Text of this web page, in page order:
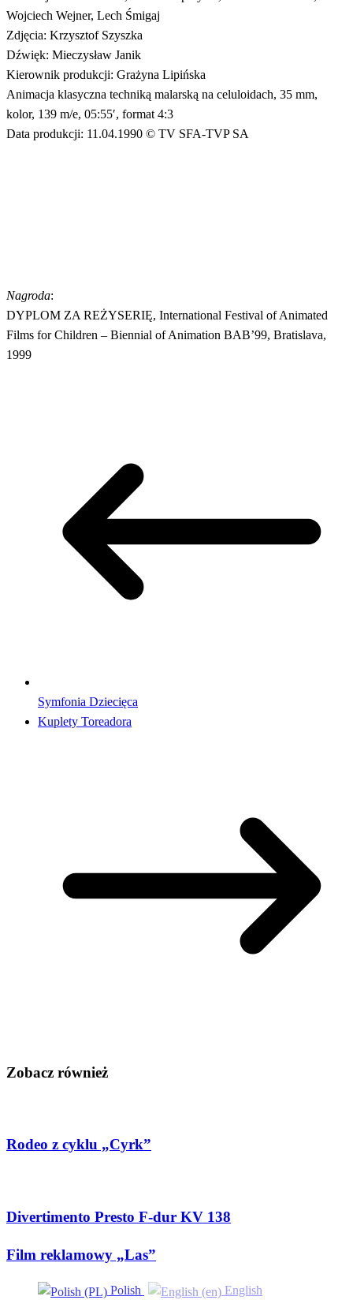
Wojciech Wejner, Lech Śmigaj
Zdjęcia: Krzysztof Szyszka
Dźwięk: Mieczysław Janik
Kierownik produkcji: Grażyna Lipińska
Animacja klasyczna techniką malarską na celuloidach, 35 mm,
kolor, 139 m/e, 05:55′, format 4:3
Data produkcji: 11.04.1990 © TV SFA-TVP SA
Nagroda:
DYPLOM ZA REŻYSERIĘ, International Festival of Animated
Films for Children – Biennial of Animation BAB’99, Bratislava,
1999
Symfonia Dziecięca
Kuplety Toreadora
Zobacz również
Rodeo z cyklu „Cyrk”
Divertimento Presto F-dur KV 138
Film reklamowy „Las”
Polish English